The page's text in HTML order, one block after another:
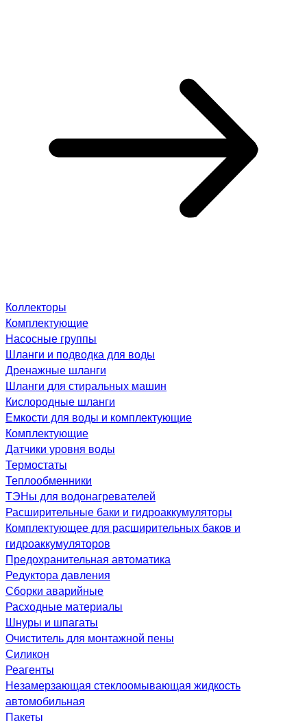
Коллекторы
Комплектующие
Насосные группы
Шланги и подводка для воды
Дренажные шланги
Шланги для стиральных машин
Кислородные шланги
Емкости для воды и комплектующие
Комплектующие
Датчики уровня воды
Термостаты
Теплообменники
ТЭНы для водонагревателей
Расширительные баки и гидроаккумуляторы
Комплектующее для расширительных баков и
гидроаккумуляторов
Предохранительная автоматика
Редуктора давления
Сборки аварийные
Расходные материалы
Шнуры и шпагаты
Очиститель для монтажной пены
Силикон
Реагенты
Незамерзающая стеклоомывающая жидкость
автомобильная
Пакеты